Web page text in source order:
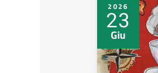
2026
23
Giu